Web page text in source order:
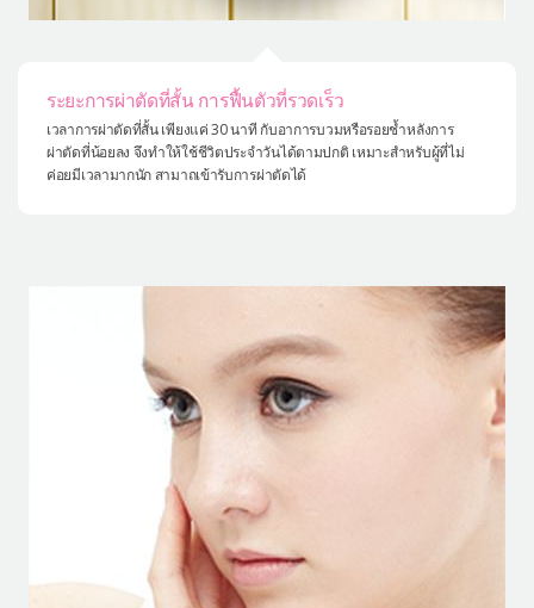
ระยะการผ่าตัดที่สั้น การฟื้นตัวที่รวดเร็ว
เวลาการผ่าตัดที่สั้น เพียงแค่ 30 นาที กับอาการบวมหรือรอยช้ำหลังการ
ผ่าตัดที่น้อยลง จึงทำให้ใช้ชีวิตประจำวันได้ตามปกติ เหมาะสำหรับผู้ที่ไม่
ค่อยมีเวลามากนัก สามาถเข้ารับการผ่าตัดได้